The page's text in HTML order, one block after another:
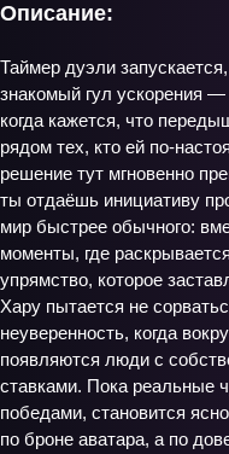
Описание:
Таймер дуэли
знакомый гул ускорения
когда кажется, что
рядом тех, кто ей
решение тут мгновенно
ты отдаёшь инициативу
мир быстрее обычного:
моменты, где
упрямство, которое
Хару пытается не
неуверенность, когда
появляются люди с
ставками. Пока реальные
победами, становится
по броне аватара, а по